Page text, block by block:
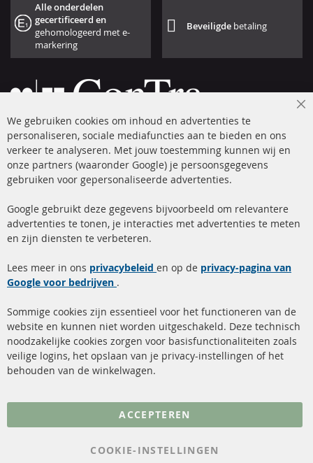
Alle onderdelen
gecertificeerd en
gehomologeerd met e-
markering
Beveiligde betaling
+49 (0) 4533 799 00 0
ma-do: 09-17 u, vr Fr 09-16 u
info@contra-automotive.de
facebook
instagram
Snelle links
Roetfilter reiniging
Katalysator (KAT)
sensoren
FAQ
Kundenservice
Verzendingskosten
Contact
Annuleer contract
Gegevensbescherming
We gebruiken cookies om inhoud en advertenties te
personaliseren, sociale mediafuncties aan te bieden en ons
verkeer te analyseren. Met jouw toestemming kunnen wij en
onze partners (waaronder Google) je persoonsgegevens
gebruiken voor gepersonaliseerde advertenties.
Google gebruikt deze gegevens bijvoorbeeld om relevantere
advertenties te tonen, je interacties met advertenties te meten
en zijn diensten te verbeteren.
Lees meer in ons privacybeleid en op de privacy-pagina van
Google voor bedrijven .
Sommige cookies zijn essentieel voor het functioneren van de
website en kunnen niet worden uitgeschakeld. Deze technisch
noodzakelijke cookies zorgen voor basisfunctionaliteiten zoals
veilige logins, het opslaan van je privacy-instellingen of het
behouden van de winkelwagen.
ACCEPTEREN
COOKIE-INSTELLINGEN